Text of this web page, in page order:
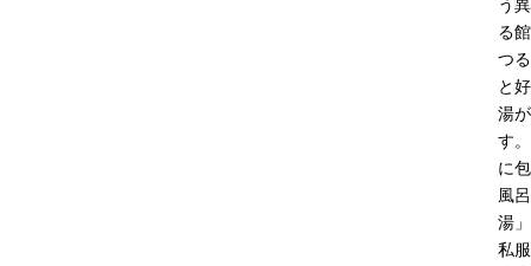
う
る
つ
と
湯
す
に
風
湯
私